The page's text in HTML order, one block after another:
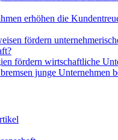
erhöhen die
fördern
fördern wirtschaftliche
junge Unternehmen